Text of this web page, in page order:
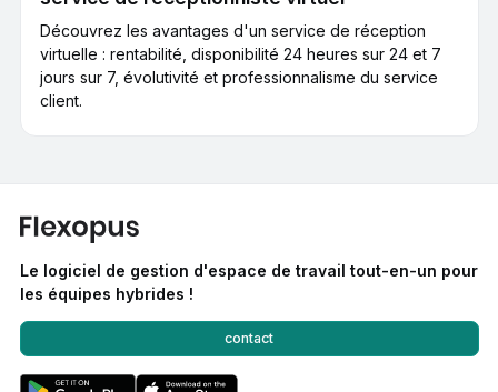
Découvrez les avantages d'un service de réception
virtuelle : rentabilité, disponibilité 24 heures sur 24 et 7
jours sur 7, évolutivité et professionnalisme du service
client.
Le logiciel de gestion d'espace de travail tout-en-un pour
les équipes hybrides !
contact